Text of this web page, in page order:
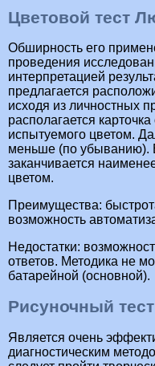
Цветовой тест
Обширность его
проведения
интерпретацией
предлагается
исходя из личностных
располагается
испытуемого цветом.
меньше (по убыванию).
заканчивается
цветом.
Преимущества:
возможность
Недостатки:
ответов. Методика не
батарейной (основной).
Рисуночный тест
Является очень
диагностическим